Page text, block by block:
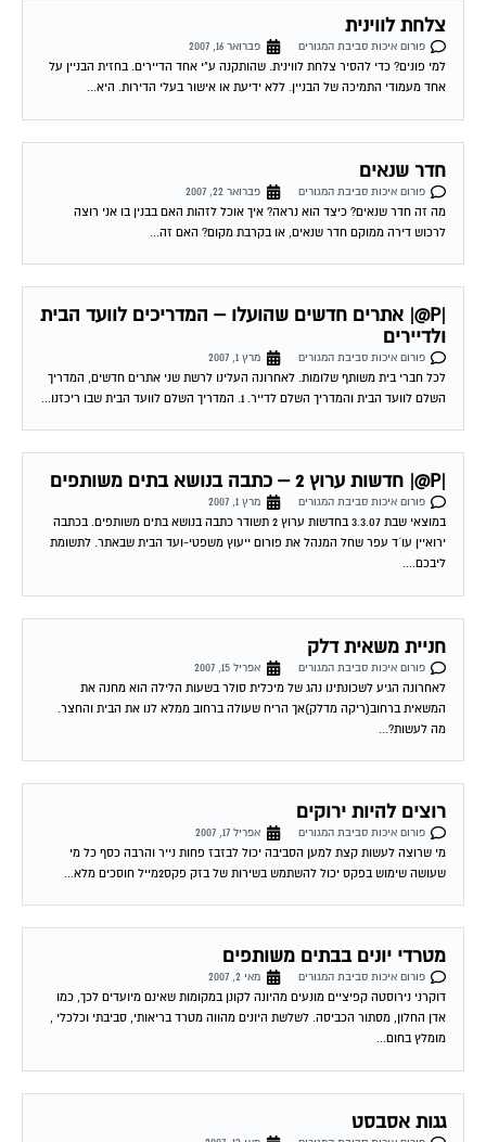
פורום איכות סביבת המגורים
למי פונים? כדי להסיר צלחת לווינית. שהותקנה ע"י אחד הדיירים. בחזית הבניין על
אחד מעמודי התמיכה של הבניין. ללא ידיעת או אישור בעלי הדירות. היא...
חדר שנאים
פורום איכות סביבת המגורים
מה זה חדר שנאים? כיצד הוא נראה? איך אוכל לזהות האם בבנין בו אני רוצה
לרכוש דירה ממוקם חדר שנאים, או בקרבת מקום? האם זה...
|P@| אתרים חדשים שהועלו – המדריכים לוועד הבית
ולדיירים
פורום איכות סביבת המגורים
לכל חברי בית משותף שלומות. לאחרונה העלינו לרשת שני אתרים חדשים, המדריך
השלם לוועד הבית והמדריך השלם לדייר. 1. המדריך השלם לוועד הבית שבו ריכזנו...
|P@| חדשות ערוץ 2 – כתבה בנושא בתים משותפים
פורום איכות סביבת המגורים
מרץ 1, 2007
במוצאי שבת 3.3.07 בחדשות ערוץ 2 תשודר כתבה בנושא בתים משותפים. בכתבה
ירואיין עו´ד עפר שחל המנהל את פורום ייעוץ משפטי-ועד הבית שבאתר. לתשומת
ליבכם....
חניית משאית דלק
פורום איכות סביבת המגורים
לאחרונה הגיע לשכונתינו נהג של מיכלית סולר בשעות הלילה הוא מחנה את
המשאית ברחוב(ריקה מדלק)אך הריח שעולה ברחוב ממלא לנו את הבית והחצר.
מה לעשות?...
רוצים להיות ירוקים
פורום איכות סביבת המגורים
מי שרוצה לעשות קצת למען הסביבה יכול לבזבז פחות נייר והרבה כסף כל מי
שעושה שימוש בפקס יכול להשתמש בשירות של בזק פקס2מייל חוסכים מלא...
מטרדי יונים בבתים משותפים
פורום איכות סביבת המגורים
מאי 2, 2007
דוקרני נירוסטה קפיציים מונעים מהיונה לקונן במקומות שאינם מיועדים לכך, כמו
אדן החלון, מסתור הכביסה. לשלשת היונים מהווה מטרד בריאותי, סביבתי וכלכלי ,
מומלץ בחום...
גגות אסבסט
פורום איכות סביבת המגורים
שלום אני ובעלי עומדים לקנות דירה בחודשים הקרובים. היתה דירה שמצאה חן